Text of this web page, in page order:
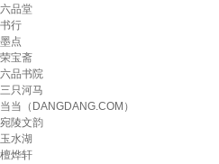
六品堂
书行
墨点
荣宝斋
六品书院
三只河马
当当（DANGDANG.COM）
宛陵文韵
玉水湖
檀烨轩